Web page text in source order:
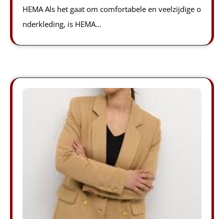
HEMA Als het gaat om comfortabele en veelzijdige o
nderkleding, is HEMA…